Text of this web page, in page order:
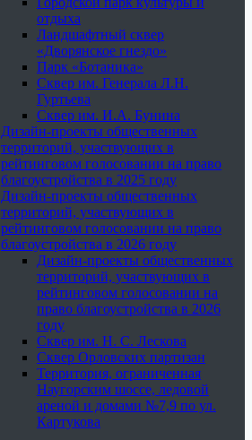
отдыха
Ландшафтный сквер
«Дворянское гнездо»
Парк «Ботаника»
Сквер им. Генерала Л.Н.
Гуртьева
Сквер им. И.А. Бунина
Дизайн-проекты общественных
территорий, участвующих в
рейтинговом голосовании на право
благоустройства в 2025 году
Дизайн-проекты общественных
территорий, участвующих в
рейтинговом голосовании на право
благоустройства в 2026 году
Дизайн-проекты общественных
территорий, участвующих в
рейтинговом голосовании на
право благоустройства в 2026
году
Сквер им. Н. С. Лескова
Сквер Орловских партизан
Территория, ограниченная
Наугорским шоссе, ледовой
ареной и домами №7,9 по ул.
Картукова